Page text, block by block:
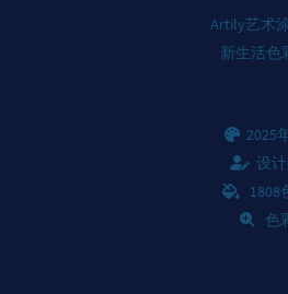
Artily艺术
新生活色
2025
设
1808
色